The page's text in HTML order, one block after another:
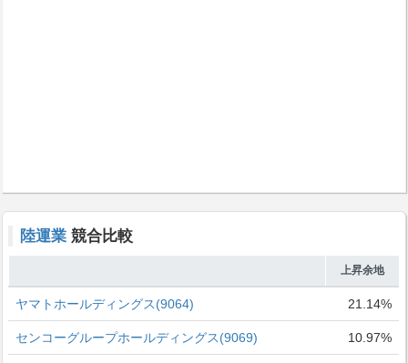
陸運業 競合比較
上昇余地
ヤマトホールディングス(9064) 21.14%
センコーグループホールディングス(9069) 10.97%